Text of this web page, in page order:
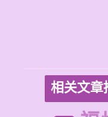
相关文章